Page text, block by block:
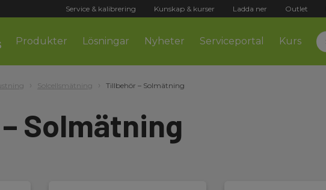
Service & kalibrering Kunskap & kurser Ladda ner Outlet
Produkter Lösningar Nyheter Serviceportal Kurs
Solcellsmätning Tillbehör – Solmätning
Solmätning